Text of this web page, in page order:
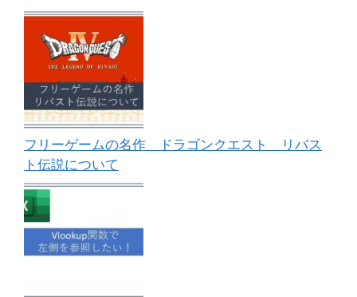
フリーゲームの名作 ドラゴンクエスト リバス
ト伝説について